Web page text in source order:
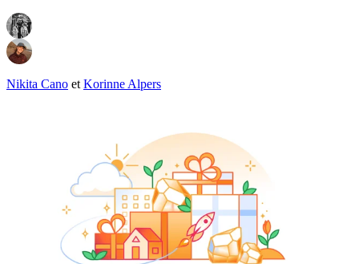
Nikita Cano et Korinne Alpers